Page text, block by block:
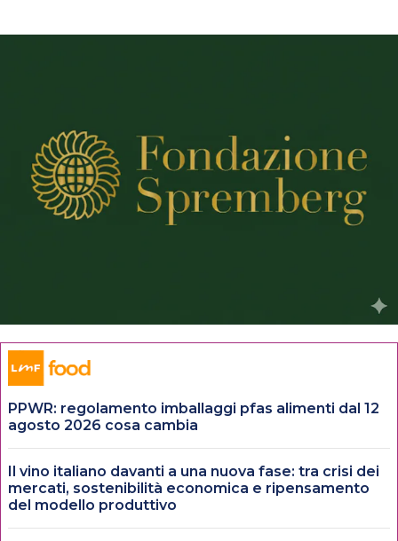
PPWR: regolamento imballaggi pfas alimenti dal 12
agosto 2026 cosa cambia
Il vino italiano davanti a una nuova fase: tra crisi dei
mercati, sostenibilità economica e ripensamento
del modello produttivo